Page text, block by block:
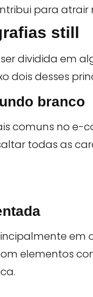
para atrair
still
dividida em
dois desses
branco
comuns no
todas as
elementos